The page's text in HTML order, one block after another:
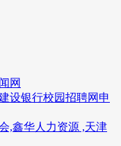
网
设银行校园招聘网申
,鑫华人力资源 ,天津